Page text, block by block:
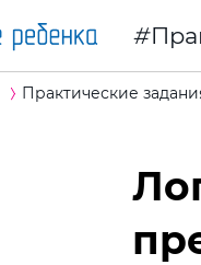
Практические